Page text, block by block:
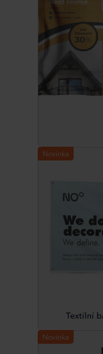
Novinka
Textilní
Novinka